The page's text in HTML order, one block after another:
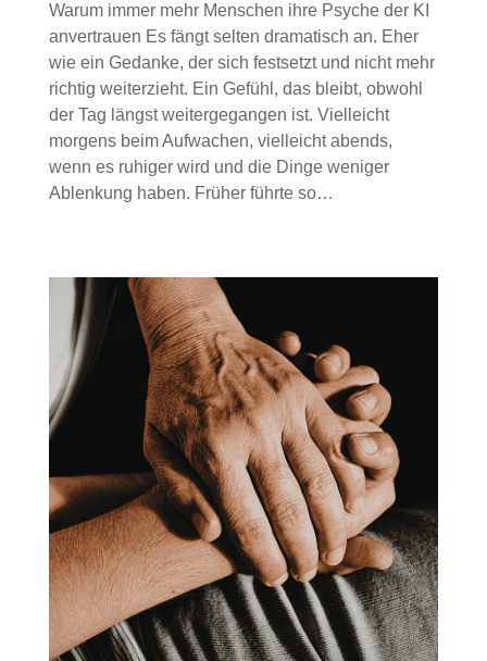
Warum immer mehr Menschen ihre Psyche der KI
anvertrauen Es fängt selten dramatisch an. Eher
wie ein Gedanke, der sich festsetzt und nicht mehr
richtig weiterzieht. Ein Gefühl, das bleibt, obwohl
der Tag längst weitergegangen ist. Vielleicht
morgens beim Aufwachen, vielleicht abends,
wenn es ruhiger wird und die Dinge weniger
Ablenkung haben. Früher führte so…